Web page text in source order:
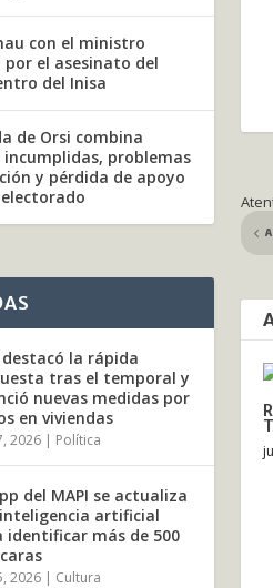
con el ministro
por el asesinato del
del Inisa
de Orsi combina
problemas
y pérdida de apoyo
destacó la rápida
tras el temporal y
nuevas medidas por
en viviendas
2026 | Política
del MAPI se actualiza
artificial
identificar más de 500
2026 | Cultura